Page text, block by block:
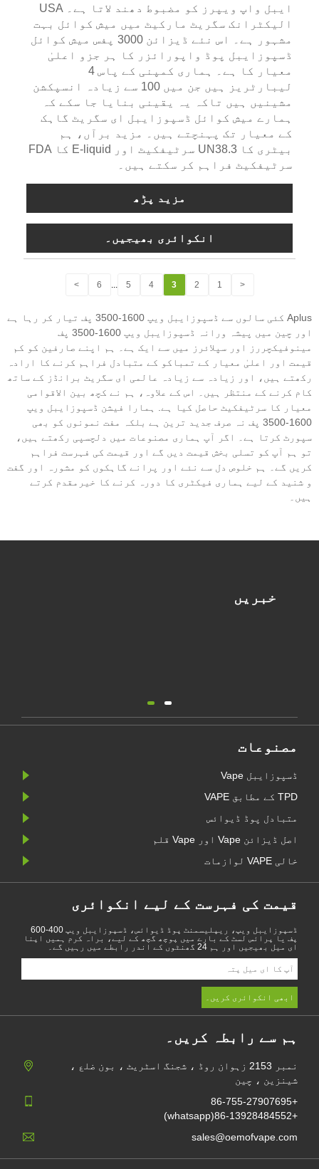
ایبل واپ ویپرز کو مضبوط دھند لاتا ہے۔ USA
الیکٹرانک سگریٹ مارکیٹ میں میش کوائل بہت
مشہور ہے۔ اس نئے ڈیزائن 3000 پفس میش کوائل
ڈسپوزایبل پوڈ واپورائزر کا ہر جزو اعلیٰ
معیار کا ہے۔ ہماری کمپنی کے پاس 4
لیبارٹریز ہیں جن میں 100 سے زیادہ انسپکشن
مشینیں ہیں تاکہ یہ یقینی بنایا جا سکے کہ
ہمارے میش کوائل ڈسپوزایبل ای سگریٹ گاہک
کے معیار تک پہنچتے ہیں۔ مزید برآں، ہم
بیٹری کا UN38.3 سرٹیفکیٹ اور E-liquid کا FDA
سرٹیفکیٹ فراہم کر سکتے ہیں۔
مزید پڑھ
انکوائری بھیجیں۔
<
1
2
3
4
5
...
6
>
Aplus کئی سالوں سے ڈسپوزایبل ویپ 1600-3500 پف تیار کر رہا ہے
اور چین میں پیشہ ورانہ ڈسپوزایبل ویپ 1600-3500 پف
مینوفیکچررز اور سپلائرز میں سے ایک ہے۔ ہم اپنے صارفین کو کم
قیمت اور اعلیٰ معیار کے تمباکو کے متبادل فراہم کرنے کا ارادہ
رکھتے ہیں، اور زیادہ سے زیادہ عالمی ای سگریٹ برانڈز کے ساتھ
کام کرنے کے منتظر ہیں۔ اس کے علاوہ، ہم نے کچھ بین الاقوامی
معیار کا سرٹیفکیٹ حاصل کیا ہے. ہمارا فیشن ڈسپوزایبل ویپ
1600-3500 پف نہ صرف جدید ترین ہے بلکہ مفت نمونوں کو بھی
سپورٹ کرتا ہے۔ اگر آپ ہماری مصنوعات میں دلچسپی رکھتے ہیں،
تو ہم آپ کو تسلی بخش قیمت دیں گے اور قیمت کی فہرست فراہم
کریں گے۔ ہم خلوص دل سے نئے اور پرانے گاہکوں کو مشورہ اور گفت
و شنید کے لیے ہماری فیکٹری کا دورہ کرنے کا خیرمقدم کرتے
ہیں۔
خبریں
مصنوعات
ڈسپوزایبل Vape
TPD کے مطابق VAPE
متبادل پوڈ ڈیوائس
اصل ڈیزائن Vape اور Vape قلم
خالی VAPE لوازمات
قیمت کی فہرست کے لیے انکوائری
ڈسپوزایبل ویپ، ریپلیسمنٹ پوڈ ڈیوائس، ڈسپوزایبل ویپ 400-600
پف یا پرائس لسٹ کے بارے میں پوچھ گچھ کے لیے، براہ کرم ہمیں اپنا
ای میل بھیجیں اور ہم 24 گھنٹوں کے اندر رابطے میں رہیں گے۔
ہم سے رابطہ کریں۔
نمبر 2153 زہوان روڈ ، شجنگ اسٹریٹ ، بون ضلع ،
شینزین ، چین
+86-755-27907695
+86-13928484552(whatsapp)
sales@oemofvape.com